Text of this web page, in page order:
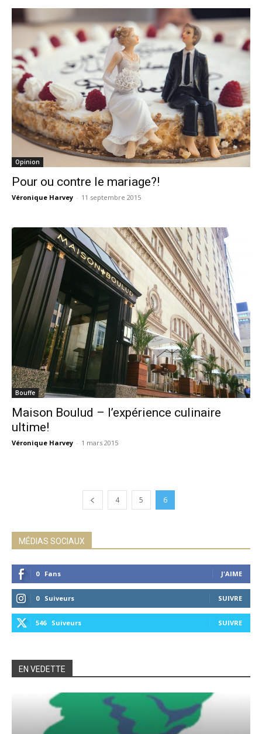
Opinion
Pour ou contre le mariage?!
Véronique Harvey - 11 septembre 2015
Bouffe
Maison Boulud – l’expérience culinaire
ultime!
Véronique Harvey - 1 mars 2015
4 5 6
MÉDIAS SOCIAUX
0 Fans J'AIME
0 Suiveurs SUIVRE
546 Suiveurs SUIVRE
EN VEDETTE